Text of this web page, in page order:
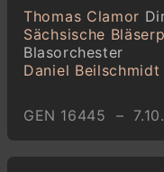
Thomas Clamor
Sächsische
Blasorchester
Daniel Beilschmidt
GEN 16445 –